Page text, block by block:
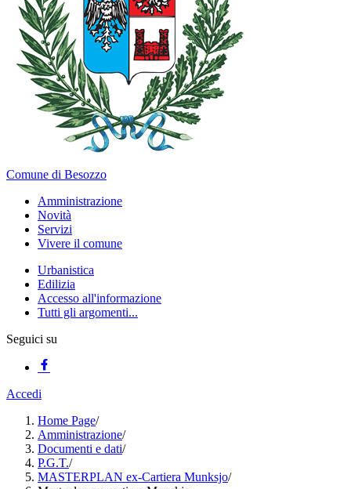
Comune di Besozzo
Amministrazione
Novità
Servizi
Vivere il comune
Urbanistica
Edilizia
Accesso all'informazione
Tutti gli argomenti...
Seguici su
Accedi
Home Page/
Amministrazione/
Documenti e dati/
P.G.T./
MASTERPLAN ex-Cartiera Munksjo/